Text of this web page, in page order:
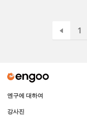
1
엔구에 대하여
강사진